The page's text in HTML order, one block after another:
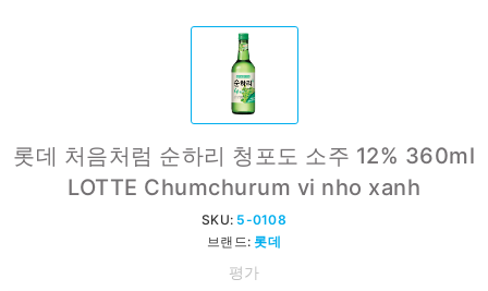
롯데 처음처럼 순하리 청포도 소주 12% 360ml
LOTTE Chumchurum vi nho xanh
SKU: 5-0108
브랜드:롯데
평가